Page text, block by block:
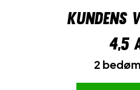
Alt i alt en super lækker taske
skal bruge til enten kamp
Kundens
4,5
2